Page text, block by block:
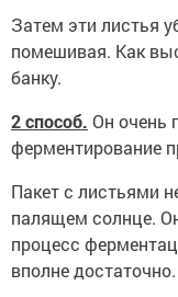
Затем эти листья
помешивая. Как
банку.
2 способ. Он очень
ферментирование
Пакет с листьями
палящем солнце.
процесс
вполне достаточно.